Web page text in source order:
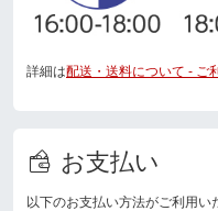
詳細は配送・送料について - ご
お支払い
以下のお支払い方法がご利用い